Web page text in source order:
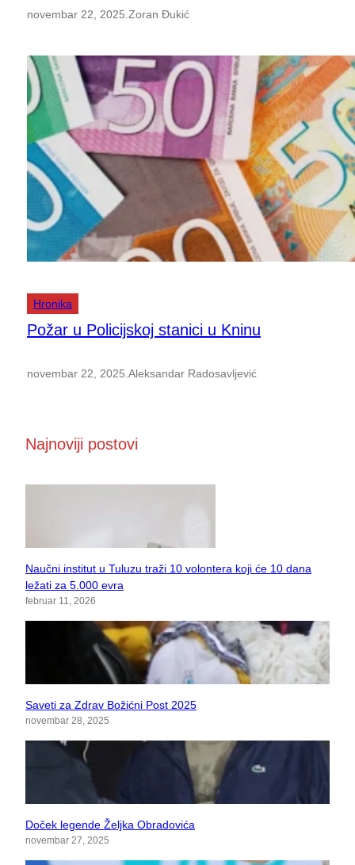
novembar 22, 2025.Zoran Đukić
Hronika
Požar u Policijskoj stanici u Kninu
novembar 22, 2025.Aleksandar Radosavljević
Najnoviji postovi
Naučni institut u Tuluzu traži 10 volontera koji će 10 dana
ležati za 5.000 evra
februar 11, 2026
Saveti za Zdrav Božićni Post 2025
novembar 28, 2025
Doček legende Željka Obradovića
novembar 27, 2025